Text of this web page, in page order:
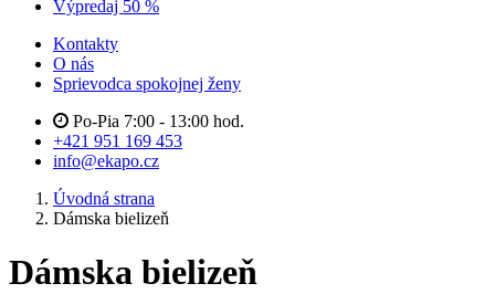
Výpredaj 50 %
Kontakty
O nás
Sprievodca spokojnej ženy
Po-Pia 7:00 - 13:00 hod.
+421 951 169 453
info@ekapo.cz
Úvodná strana
Dámska bielizeň
Dámska bielizeň